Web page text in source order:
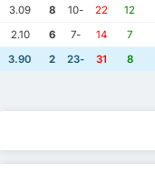
12
22
-10
8
3.09
7
14
-7
6
2.10
8
31
-23
2
3.90